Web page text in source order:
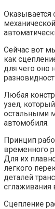
Оказывается
Сейчас вот
как
для чего оно
Любая
узел,
остальными
автомобиля.
Принцип
временного
Для их
легкого
деталей
сглаживания
Сцепление